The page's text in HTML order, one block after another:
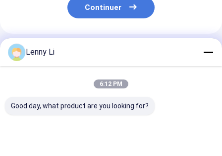
Continuer
Produits Recommandés
Lenny Li
6:12 PM
Good day, what product are you looking for?